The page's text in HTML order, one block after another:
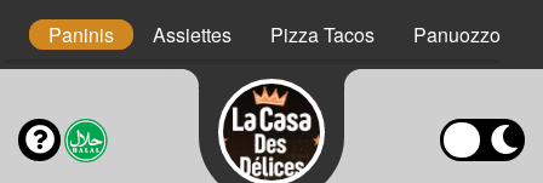
Paninis Assiettes Pizza Tacos Panuozzo